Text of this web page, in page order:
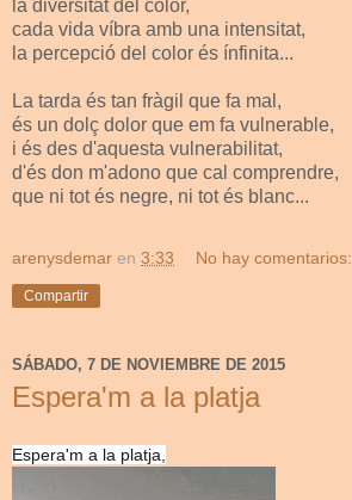
la diversitat del color,
cada vida víbra amb una intensitat,
la percepció del color és ínfinita...
La tarda és tan fràgil que fa mal,
és un dolç dolor que em fa vulnerable,
i és des d'aquesta vulnerabilitat,
d'és don m'adono que cal comprendre,
que ni tot és negre, ni tot és blanc...
arenysdemar en 3:33 No hay comentarios:
Compartir
SÁBADO, 7 DE NOVIEMBRE DE 2015
Espera'm a la platja
Espera'm a la platja,